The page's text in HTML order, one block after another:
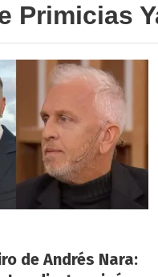
Primicias
de Andrés Nara: